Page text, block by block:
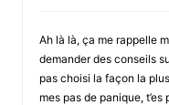
Ah là là, ça me rappelle
demander des conseils
pas choisi la façon la
mes pas de panique,